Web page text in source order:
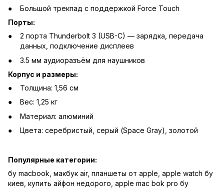
Большой трекпад с поддержкой Force Touch
Порты:
2 порта Thunderbolt 3 (USB-C) — зарядка, передача
данных, подключение дисплеев
3.5 мм аудиоразъём для наушников
Корпус и размеры:
Толщина: 1,56 см
Вес: 1,25 кг
Материал: алюминий
Цвета: серебристый, серый (Space Gray), золотой
Популярные категории:
бу macbook макбук air, планшеты от apple apple watch бу
киев купить айфон недорого apple mac bok pro бу